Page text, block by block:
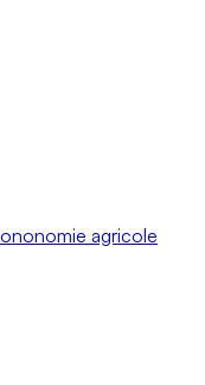
agricole